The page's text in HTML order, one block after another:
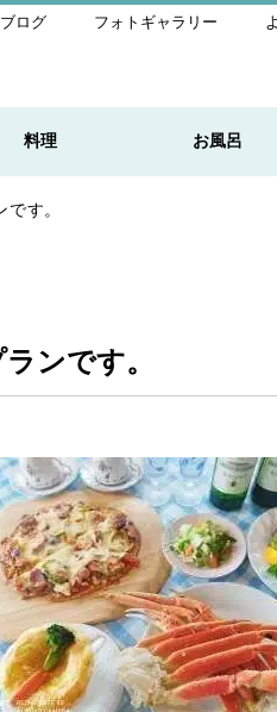
ログ フォトギャラリー
料理 お風呂
す。
ンです。